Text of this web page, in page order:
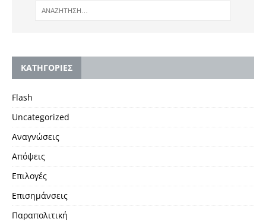
KΑΤΗΓΟΡΙΕΣ
Flash
Uncategorized
Αναγνώσεις
Απόψεις
Επιλογές
Επισημάνσεις
Παραπολιτική